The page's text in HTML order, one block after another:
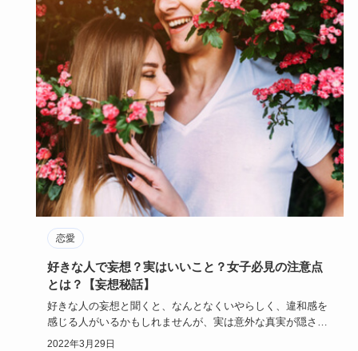
恋愛
好きな人で妄想？実はいいこと？女子必見の注意点
とは？【妄想秘話】
好きな人の妄想と聞くと、なんとなくいやらしく、違和感を
感じる人がいるかもしれませんが、実は意外な真実が隠され
ているのです！…
2022年3月29日